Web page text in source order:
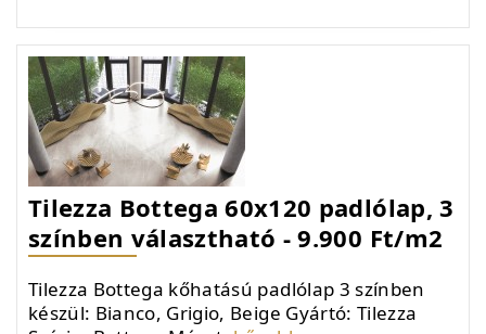
Tilezza Bottega 60x120 padlólap, 3
színben választható - 9.900 Ft/m2
Tilezza Bottega kőhatású padlólap 3 színben
készül: Bianco, Grigio, Beige Gyártó: Tilezza